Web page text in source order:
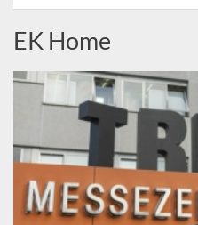
EK Home